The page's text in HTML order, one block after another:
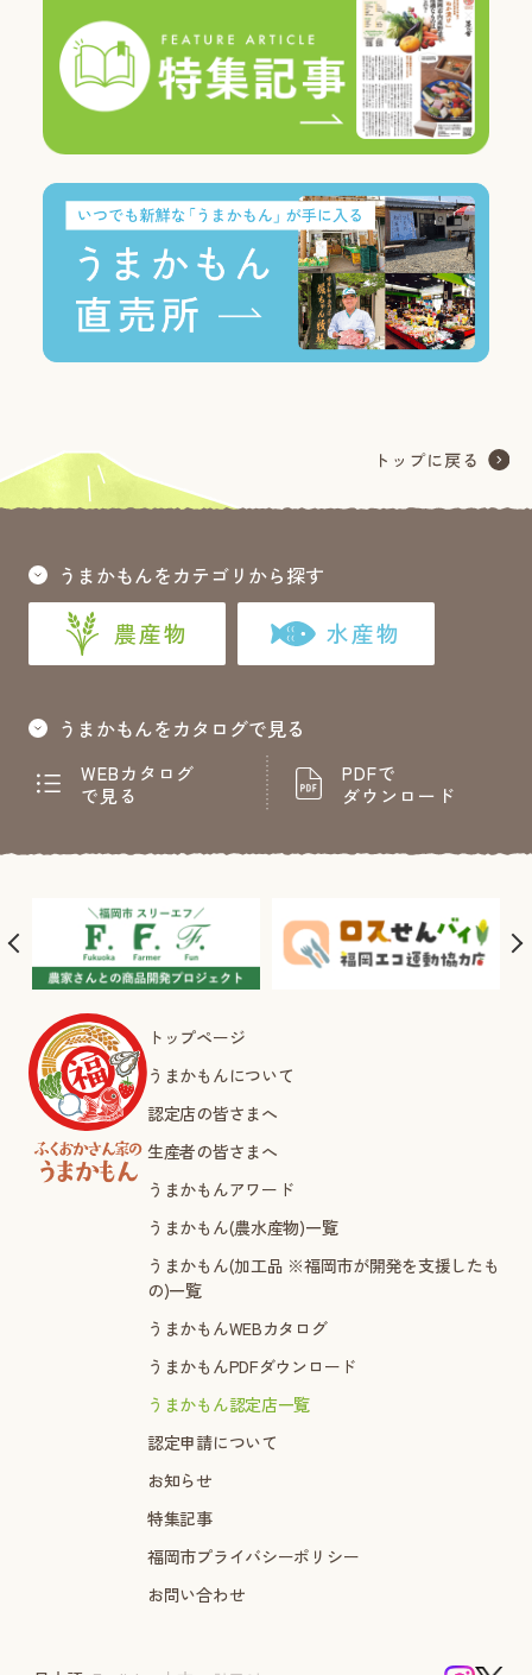
うまかもんをカテゴリから探す
農産物 水産物
うまかもんをカタログで見る
WEBカタログ
で見る
PDFで
ダウンロード
トップページ
うまかもんについて
認定店の皆さまへ
生産者の皆さまへ
うまかもんアワード
うまかもん(農水産物)一覧
うまかもん(加工品 ※福岡市が開発を支援したも
の)一覧
うまかもんWEBカタログ
うまかもんPDFダウンロード
うまかもん認定店一覧
認定申請について
お知らせ
特集記事
福岡市プライバシーポリシー
お問い合わせ